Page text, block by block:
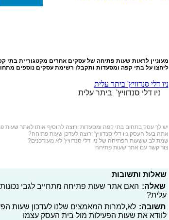
מעוניין לראות שעות פתיחה של עסקים אחרים מקטגורייתבתי
ליחצו עלבתי קפה ומסעדות ותקבלו רשימת עסקים נוספים
ניו דלי סנדוויץ' ביתר עלית
ניו דלי סנדוויץ' ביתר עלית
יש לך עסק בתחוםבתי קפה ומסעדות ורוצה להוסיף אותו לאתר שעות
אתה בעל העסק ניו דלי סנדוויץ' ורוצה לעדכן שעות פתיחה?
שמת לב ששעות הפתיחה של ניו דלי סנדוויץ' לא מעודכנים?
צור קשר עם אתר שעות פתיחה
שאלות ותשובות
שאלה: האם אתר שעות פתיחה מתחייב לגבי נכונות
עלית?
תשובה: לא,למרות המאמצים שלנו לעדכון שעות
לוודא את שעות הפעילות מול בית העסק עצמו